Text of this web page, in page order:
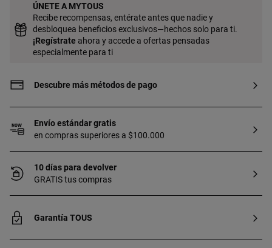
ÚNETE A MYTOUS
Recibe recompensas, entérate antes que nadie y
desbloquea beneficios exclusivos—hechos solo para ti.
¡Regístrate ahora y accede a ofertas pensadas
especialmente para ti
Descubre más métodos de pago
Envío estándar gratis
en compras superiores a $100.000
10 días para devolver
GRATIS tus compras
Garantía TOUS